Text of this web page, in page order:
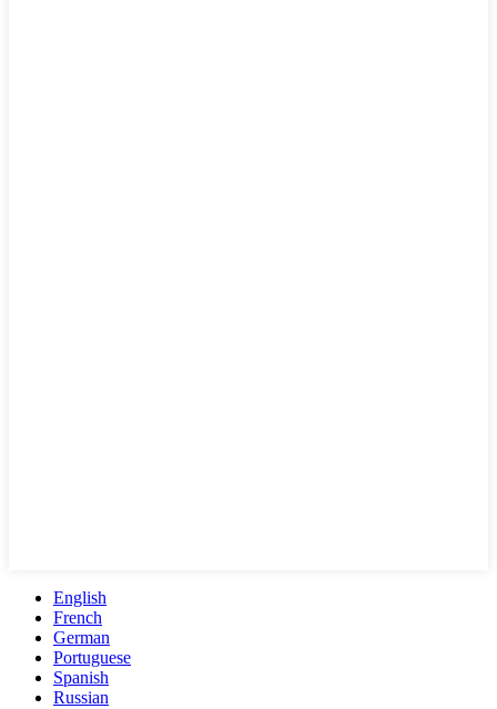
English
French
German
Portuguese
Spanish
Russian